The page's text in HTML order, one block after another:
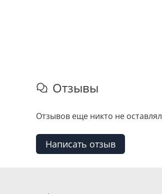
Отзывы
Отзывов еще никто не оставлял
Написать отзыв